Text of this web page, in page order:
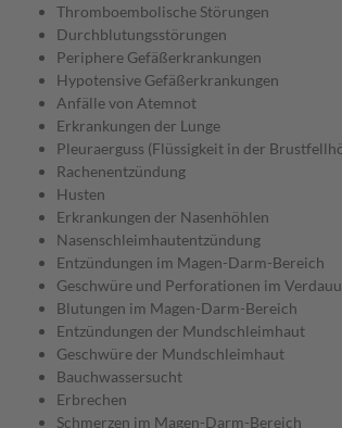
Thromboembolische Störungen
Durchblutungsstörungen
Periphere Gefäßerkrankungen
Hypotensive Gefäßerkrankungen
Anfälle von Atemnot
Erkrankungen der Lunge
Pleuraerguss (Flüssigkeit in der
Rachenentzündung
Husten
Erkrankungen der Nasenhöhlen
Nasenschleimhautentzündung
Entzündungen im Magen-Darm-Bereich
Geschwüre und Perforationen im
Blutungen im Magen-Darm-Bereich
Entzündungen der Mundschleimhaut
Geschwüre der Mundschleimhaut
Bauchwassersucht
Erbrechen
Schmerzen im Magen-Darm-Bereich